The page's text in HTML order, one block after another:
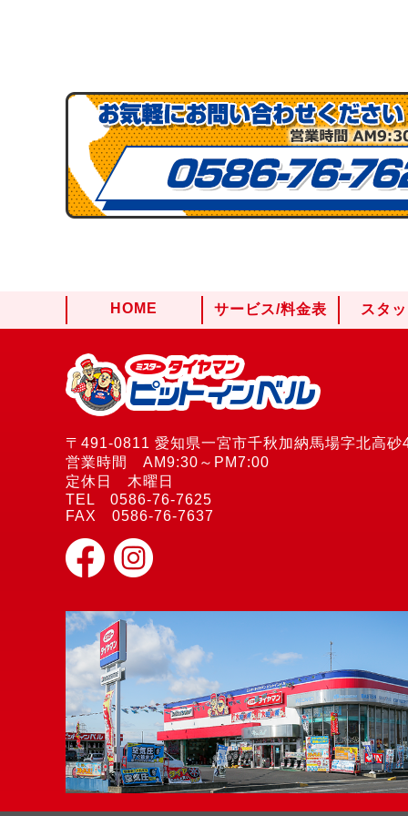
HOME サービス/料金表 スタ
〒491-0811 愛知県一宮市千秋加納馬場字北高砂
営業時間 AM9:30～PM7:00
定休日 木曜日
TEL 0586-76-7625
FAX 0586-76-7637